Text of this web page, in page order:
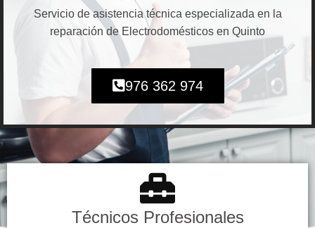
Servicio de asistencia técnica especializada en la
reparación de Electrodomésticos en Quinto
976 362 974
Técnicos Profesionales